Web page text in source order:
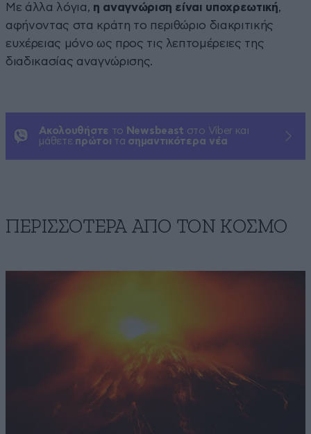
Με άλλα λόγια, η αναγνώριση είναι υποχρεωτική,
αφήνοντας στα κράτη το περιθώριο διακριτικής
ευχέρειας μόνο ως προς τις λεπτομέρειες της
διαδικασίας αναγνώρισης.
Ακολουθήστε το Newsbeast στο Viber και
μάθετε πρώτοι τα σημαντικότερα νέα
ΠΕΡΙΣΣΟΤΕΡΑ ΑΠΟ ΤΟΝ ΚΟΣΜΟ